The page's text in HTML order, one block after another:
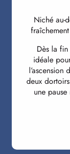
Niché au-
Dès la
idéale
l’ascension
deux
une